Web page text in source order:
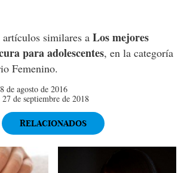
artículos similares a Los mejores
para adolescentes, en la categoría
Femenino.
de agosto de 2016
27 de septiembre de 2018
RELACIONADOS